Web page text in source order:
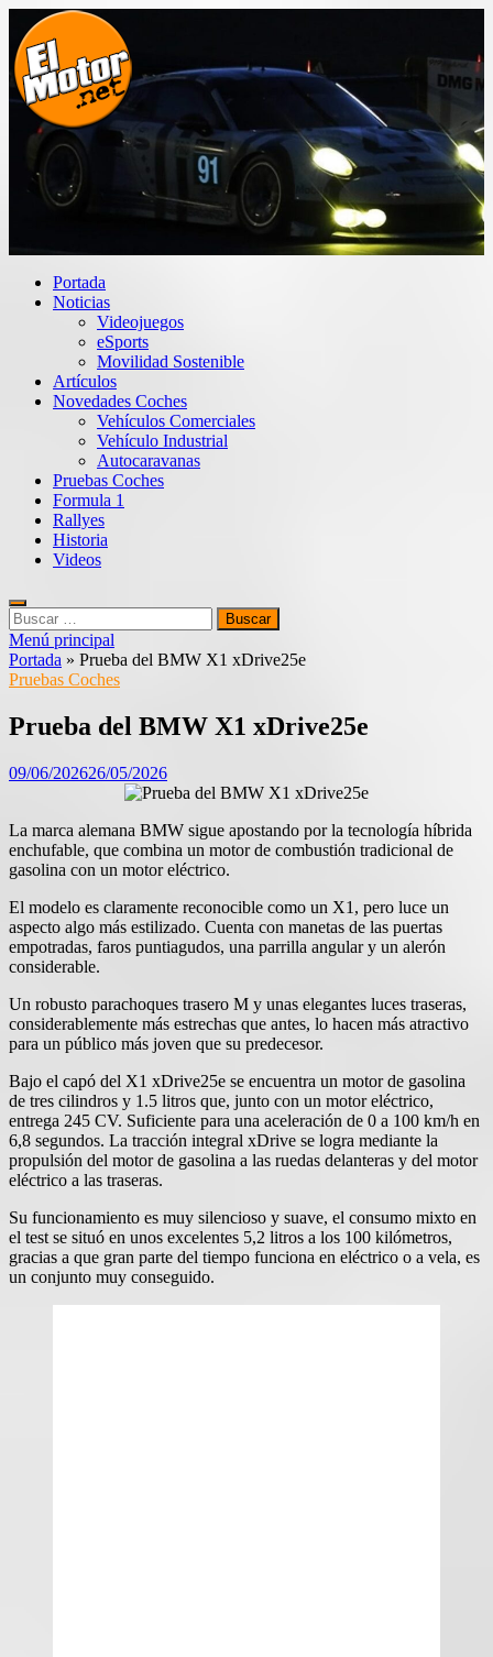
Saltar
contenido
El Motor punto Net
Información sobre novedades y pruebas de Automóviles
Portada
Noticias
Videojuegos
eSports
Movilidad Sostenible
Artículos
Novedades Coches
Vehículos Comerciales
Vehículo Industrial
Autocaravanas
Pruebas Coches
Formula 1
Rallyes
Historia
Videos
Buscar:
Menú principal
Portada » Prueba del BMW X1 xDrive25e
Pruebas Coches
Prueba del BMW X1 xDrive25e
09/06/202626/05/2026
La marca alemana BMW sigue apostando por la tecnología híbrida
enchufable, que combina un motor de combustión tradicional de
gasolina con un motor eléctrico.
El modelo es claramente reconocible como un X1, pero luce un
aspecto algo más estilizado. Cuenta con manetas de las puertas
empotradas, faros puntiagudos, una parrilla angular y un alerón
considerable.
Un robusto parachoques trasero M y unas elegantes luces traseras,
considerablemente más estrechas que antes, lo hacen más atractivo
para un público más joven que su predecesor.
Bajo el capó del X1 xDrive25e se encuentra un motor de gasolina
de tres cilindros y 1.5 litros que, junto con un motor eléctrico,
entrega 245 CV. Suficiente para una aceleración de 0 a 100 km/h en
6,8 segundos. La tracción integral xDrive se logra mediante la
propulsión del motor de gasolina a las ruedas delanteras y del motor
eléctrico a las traseras.
Su funcionamiento es muy silencioso y suave, el consumo mixto en
el test se situó en unos excelentes 5,2 litros a los 100 kilómetros,
gracias a que gran parte del tiempo funciona en eléctrico o a vela, es
un conjunto muy conseguido.